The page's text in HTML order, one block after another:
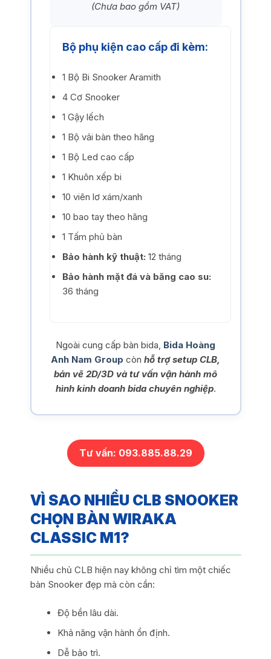
(Chưa bao gồm VAT)
Bộ phụ kiện cao cấp đi kèm:
1 Bộ Bi Snooker Aramith
4 Cơ Snooker
1 Gậy lếch
1 Bộ vải bàn theo hãng
1 Bộ Led cao cấp
1 Khuôn xếp bi
10 viên lơ xám/xanh
10 bao tay theo hãng
1 Tấm phủ bàn
Bảo hành kỹ thuật: 12 tháng
Bảo hành mặt đá và băng cao su:
36 tháng
Ngoài cung cấp bàn bida, Bida Hoàng
Anh Nam Group còn hỗ trợ setup CLB,
bản vẽ 2D/3D và tư vấn vận hành mô
hình kinh doanh bida chuyên nghiệp.
Tư vấn: 093.885.88.29
VÌ SAO NHIỀU CLB SNOOKER
CHỌN BÀN WIRAKA
CLASSIC M1?
Nhiều chủ CLB hiện nay không chỉ tìm một chiếc
bàn Snooker đẹp mà còn cần:
Độ bền lâu dài.
Khả năng vận hành ổn định.
Dễ bảo trì.